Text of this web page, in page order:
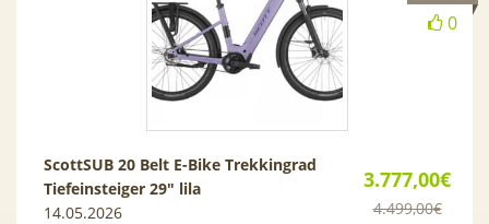
0
3.777,00€
4.499,00€
ScottSUB 20 Belt E-Bike Trekkingrad
Tiefeinsteiger 29″ lila
14.05.2026